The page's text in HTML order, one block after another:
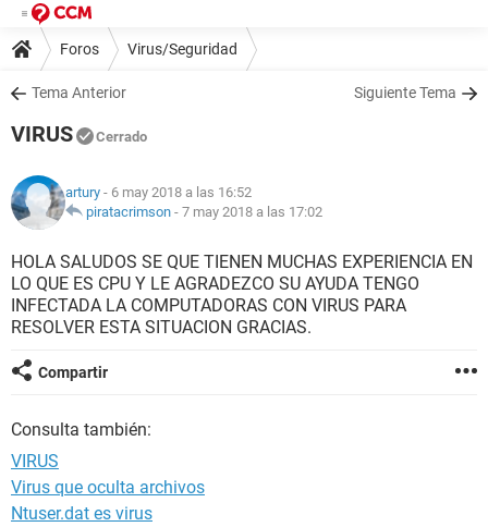
Foros Virus/Seguridad
Tema Anterior Siguiente Tema
VIRUS Cerrado
artury - 6 may 2018 a las 16:52
piratacrimson - 7 may 2018 a las 17:02
HOLA SALUDOS SE QUE TIENEN MUCHAS EXPERIENCIA EN
LO QUE ES CPU Y LE AGRADEZCO SU AYUDA TENGO
INFECTADA LA COMPUTADORAS CON VIRUS PARA
RESOLVER ESTA SITUACION GRACIAS.
Compartir
Consulta también:
VIRUS
Virus que oculta archivos
Ntuser.dat es virus